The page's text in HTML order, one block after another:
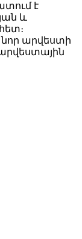
է
և
արվեստի